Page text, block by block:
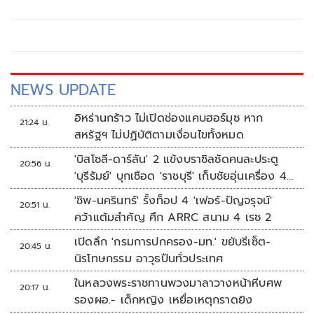
NEWS UPDATE
21:24 น.
อิหร่านกร้าว ไม่เปิดช่องแคบฮอร์มุซ หาก
สหรัฐฯ ไม่ปฏิบัติตามเงื่อนไขทั้งหมด
20:56 น.
'บิสโซลี-ดาร์ลัน' 2 แข้งบราซิลซัดคนละประตู
'บุรีรัมย์' บุกเชือด 'ราชบุรี' เก็บชัยอุ่นเครื่อง 4
นัดรวด
20:51 น.
'ชิพ-นครินทร์' รั้งท็อป 4 'เฟอร์-ปัญจรุจน์'
คว้าแต้มสำคัญ ศึก ARRC สนาม 4 เรซ 2
20:45 น.
เปิดลึก 'กรมการปกครอง-มท.' ขยับรีเซ็ต-
นิรโทษกรรม อาวุธปืนทั่วประเทศ
20:17 น.
ในหลวงพระราชทานพวงมาลาวางหน้าหีบศพ
รองผอ.- เด็กหญิง เหยื่อเหตุกราดยิง